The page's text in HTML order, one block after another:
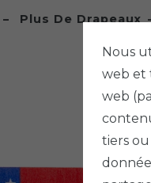
Plus De Drapeaux
Nous
web et
web
tiers